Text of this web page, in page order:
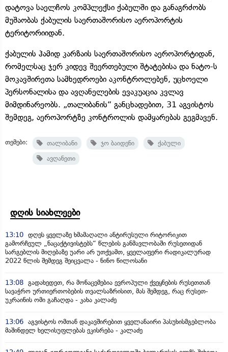
დატოვა საელჩოს კომპლექსი ქაბულში და განაგრძობს
მუშაობას ქაბულის საერთაშორისო აეროპორტის
ტერიტორიიდან.
ქაბულის ჰამიდ კარზაის საერთაშორისო აეროპორტიდან,
რომელსაც ჯერ კიდევ შეერთებული შტატებისა და ნატო-ს
მოკავშირეთა სამხედროები აკონტროლებენ, უცხოელი
პერსონალისა და ავღანელების ევაკუაცია კვლავ
მიმდინარეობს. „თალიბანის“ განცხადებით, 31 აგვისტოს
შემდეგ, აეროპორტზე კონტროლის დამყარებას გეგმავენ.
თემები: თალიბანი ჯო ბაიდენი
ქაბული
ავღანეთი
დღის სიახლეები
13:10 დღეს ყველაზე ხმამაღალი ანტირუსული რიტორიკით
გამორჩეულ „ნაცაქტივისტებს“ წლების განმავლობაში რუსეთიდან
სარგებლის მიღებაზე უარი არ უთქვამთ, ყველაფერი რადიკალურად
2022 წლის შემდეგ შეიცვალა - ნინო წილოსანი
13:08 გადახედეთ, რა მონაცემებია ევროპული ქვეყნების რუსეთთან
სავაჭრო ურთიერთობების თვალსაზრისით, მას შემდეგ, რაც რუსეთ-
უკრაინის ომი გაჩაღდა - კახა კალაძე
13:06 აგვისტოს ომთან დაკავშირებით ყველანაირი პასუხისმგებლობა
მაშინდელ ხელისუფლებას ეკისრება - კალაძე